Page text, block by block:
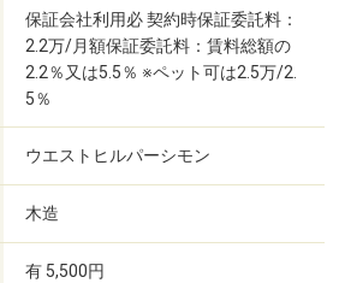
保証会社利用必 契約時保証委託料：
2.2万/月額保証委託料：賃料総額の
2.2％又は5.5％ ※ペット可は2.5万/2.
5％
ウエストヒルパーシモン
木造
有 5,500円